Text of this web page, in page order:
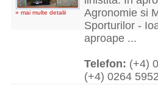
» mai multe detalii
Agronomie si
Sporturilor -
aproape ...
Telefon: (+4)
(+4) 0264